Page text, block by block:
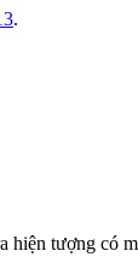
.
hiện tượng có